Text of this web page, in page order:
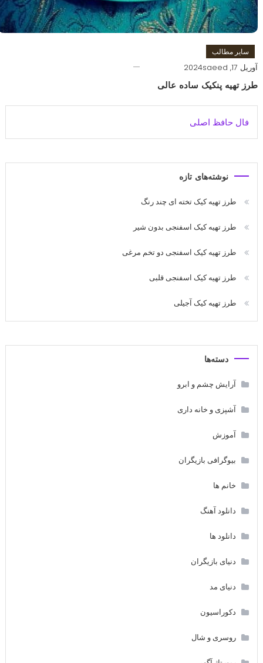
سایر مطالب
آوریل 17, 2024 saeed
طرز تهیه پنکیک ساده عالی
فال حافظ اصلی
نوشته‌های تازه
طرز تهیه کیک تخته ای چند رنگ
طرز تهیه کیک اسفنجی بدون شیر
طرز تهیه کیک اسفنجی دو تخم مرغی
طرز تهیه کیک اسفنجی قلبی
طرز تهیه کیک آجیلی
دسته‌ها
آرایش چشم و ابرو
آشپزی و خانه داری
آموزش
بیوگرافی بازیگران
خانم ها
دانلود آهنگ
دانلود ها
دنیای بازیگران
دنیای مد
دکوراسیون
روسری و شال